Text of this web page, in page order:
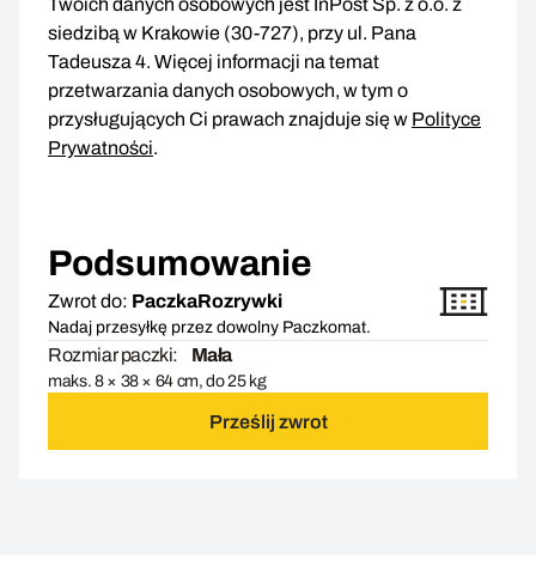
Twoich danych osobowych jest InPost Sp. z o.o. z
siedzibą w Krakowie (30-727), przy ul. Pana
Tadeusza 4. Więcej informacji na temat
przetwarzania danych osobowych, w tym o
przysługujących Ci prawach znajduje się w Polityce
Prywatności.
Podsumowanie
Zwrot do: PaczkaRozrywki
Nadaj przesyłkę przez dowolny Paczkomat.
Rozmiar paczki: Mała
maks. 8 × 38 × 64 cm, do 25 kg
Prześlij zwrot